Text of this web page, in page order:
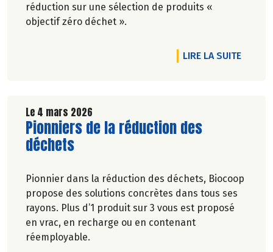
réduction sur une sélection de produits «
objectif zéro déchet ».
LIRE LA SUITEDE
Le 4 mars 2026
Lire la suite de l'article
Pionniers de la réduction des
déchets
Pionnier dans la réduction des déchets, Biocoop
propose des solutions concrètes dans tous ses
rayons. Plus d’1 produit sur 3 vous est proposé
en vrac, en recharge ou en contenant
réemployable.